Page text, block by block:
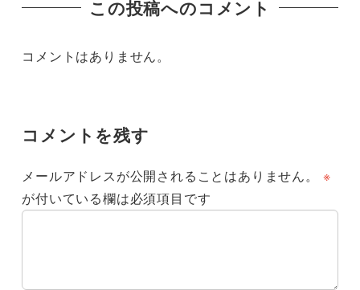
この投稿へのコメント
コメントはありません。
コメントを残す
メールアドレスが公開されることはありません。
※
が付いている欄は必須項目です